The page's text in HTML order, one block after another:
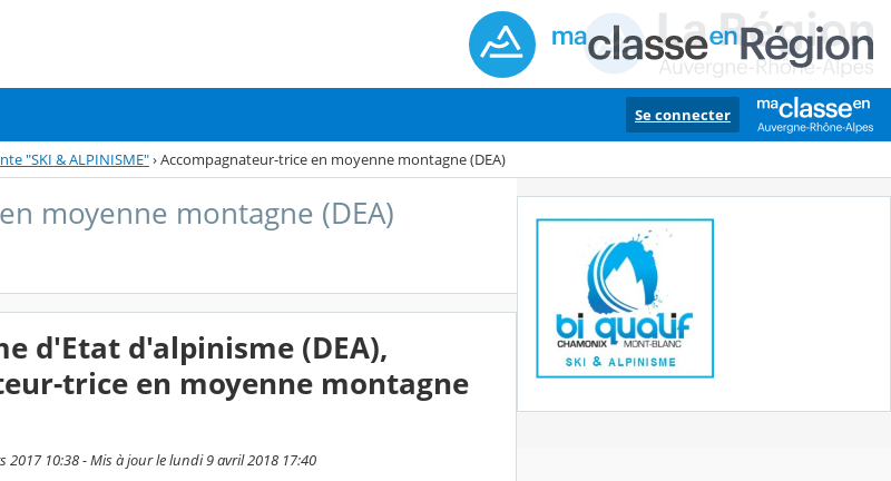
Se connecter
"SKI & ALPINISME"›Accompagnateur-trice en moyenne montagne (DEA)
moyenne montagne (DEA)
d'Etat d'alpinisme (DEA),
trice en moyenne montagne
10:38 - Mis à jour le lundi 9 avril 2018 17:40